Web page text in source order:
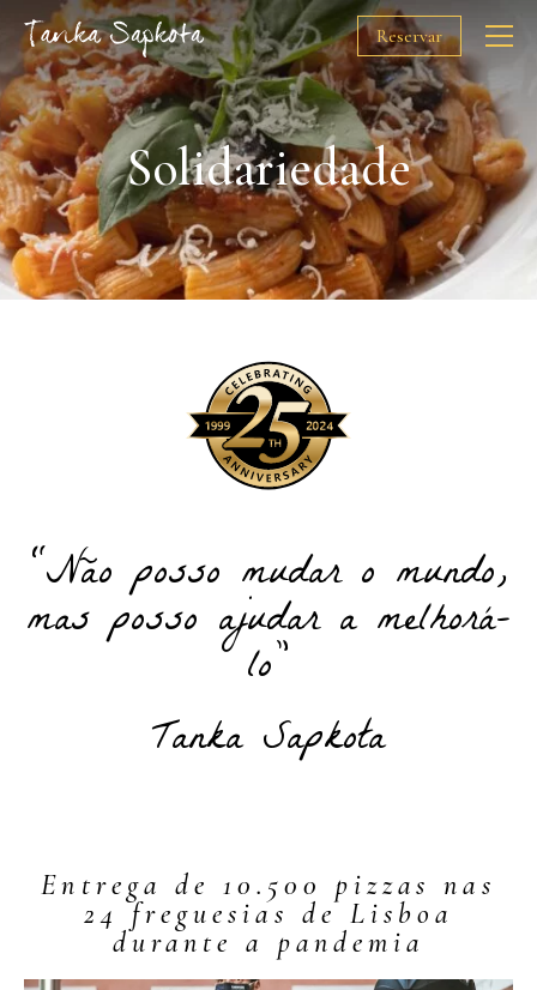
Reservar
O Chef
Restaurantes
Prémios
Solidariedade
Media
Gift Cards
PT
PT
Solidariedade
“Não posso mudar o mundo,
mas posso ajudar a melhorá-
lo”
Tanka Sapkota
Entrega de 10.500 pizzas nas
24 freguesias de Lisboa
durante a pandemia